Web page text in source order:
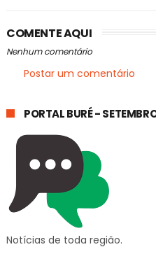
COMENTE AQUI
Nenhum comentário
Postar um comentário
PORTAL BURÉ -
Notícias de toda região.